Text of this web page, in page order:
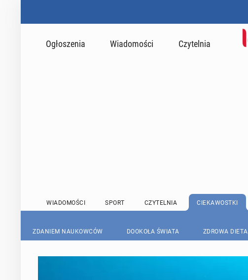
Ogłoszenia Wiadomości Czytelnia
WIADOMOŚCI SPORT CZYTELNIA CIEKAWOSTKI
ZDANIEM NAUKOWCÓW DOOKOŁA ŚWIATA ZDROWA DIETA